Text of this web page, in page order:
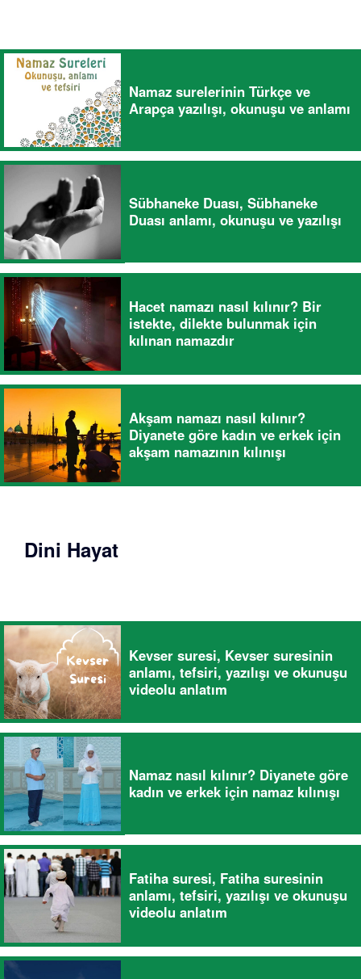
Namaz surelerinin Türkçe ve
Arapça yazılışı, okunuşu ve anlamı
Sübhaneke Duası, Sübhaneke
Duası anlamı, okunuşu ve yazılışı
Hacet namazı nasıl kılınır? Bir
istekte, dilekte bulunmak için
kılınan namazdır
Akşam namazı nasıl kılınır?
Diyanete göre kadın ve erkek için
akşam namazının kılınışı
Dini Hayat
Kevser suresi, Kevser suresinin
anlamı, tefsiri, yazılışı ve okunuşu
videolu anlatım
Namaz nasıl kılınır? Diyanete göre
kadın ve erkek için namaz kılınışı
Fatiha suresi, Fatiha suresinin
anlamı, tefsiri, yazılışı ve okunuşu
videolu anlatım